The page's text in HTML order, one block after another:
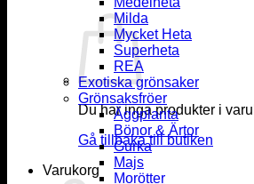
Du har inga produkter i
Gå tillbaka till butiken
Varukorg
Milda
Mycket Heta
Superheta
REA
Exotiska grönsaker
Grönsaksfröer
Äggplanta
Bönor & Ärtor
Gurka
Majs
Morötter